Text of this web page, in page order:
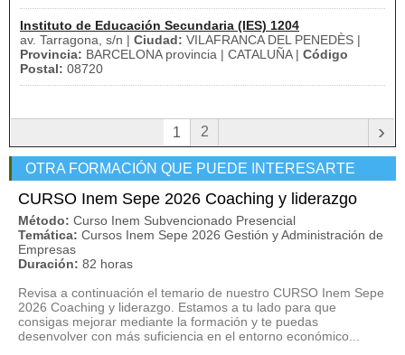
Instituto de Educación Secundaria (IES) 1204
av. Tarragona, s/n | Ciudad: VILAFRANCA DEL PENEDÈS |
Provincia: BARCELONA provincia | CATALUÑA | Código
Postal: 08720
1 2 ›
OTRA FORMACIÓN QUE PUEDE INTERESARTE
CURSO Inem Sepe 2026 Coaching y liderazgo
Método: Curso Inem Subvencionado Presencial
Temática: Cursos Inem Sepe 2026 Gestión y Administración de
Empresas
Duración: 82 horas
Revisa a continuación el temario de nuestro CURSO Inem Sepe
2026 Coaching y liderazgo. Estamos a tu lado para que
consigas mejorar mediante la formación y te puedas
desenvolver con más suficiencia en el entorno económico...